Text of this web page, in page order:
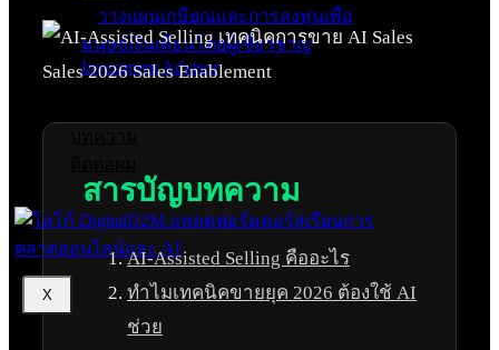
วางแผนเกษียณและการลงทุนเพื่อ
มนุษย์เงินเดือนโดยผู้เชี่ยวชาญ
Investment Advisor
X
สารบัญบทความ
AI-Assisted Selling คืออะไร
ทำไมเทคนิคขายยุค 2026 ต้องใช้ AI
ช่วย